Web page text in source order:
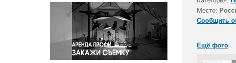
Светская жизнь
Спорт
Экология
Экономика и бизнес
Место:
Сообщить
Ещё фото